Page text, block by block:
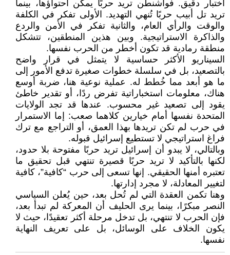
اختبار دقيق. فواشنطن تريد حربًا يمكن احتواؤها، بينما
تريد تل أبيب حربًا تُنهي التهديد. الأولى تفكر في الكلفة
والوقت والرأي العام، والثانية تفكر في الأمن والردع
والذاكرة الاستراتيجية. وبين هذين المنطقين، تتشكل
منطقة رمادية قد تكون أخطر من الحرب نفسها.
السيناريو الأكثر حساسية لا يتمثل في قرار واضح
بالتصعيد، بل في سلسلة خطوات صغيرة تدفع الأمور إلى
ما هو أبعد مما خُطط له. عملية نوعية هنا، ضربة أوسع
هناك، معلومات استخباراتية تفرض ردًا، أو تقدير خاطئ
يقود إلى تصعيد غير محسوب. عندها قد تجد الولايات
المتحدة نفسها أمام خيارين كلاهما صعب: إما الاستمرار
في حرب لم تكن تريدها بهذا العمق، أو التراجع مع ترك
فراغ استراتيجي لا تستطيع إسرائيل قبوله.
وبالتالي، لا يبدو أن إسرائيل تريد حربًا مفتوحة بلا حدود،
لكنها بالتأكيد لا تريد حربًا قصيرة تنتهي قبل تحقيق ما
تعتبره أمنها الحقيقي. إنها تسعى إلى حرب “كافية”، كافية
لتغيير المعادلة، لا مجرد إدارتها.
وهنا تكمن العقدة التي لم تُحل بعد، حين يُعلن السياسي
النصر مبكرًا، بينما يرى الحليف أن المعركة لم تبدأ بعد،
فإن الحرب لا تنتهي، بل تدخل مرحلة أكثر تعقيدًا، حيث لا
يكون الخلاف على الوسائل، بل على تعريف النهاية
نفسها.